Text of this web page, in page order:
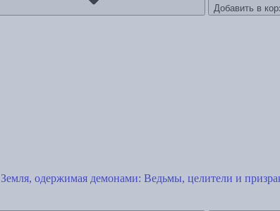
Добавить в
Земля, одержимая демонами: Ведьмы, целители и